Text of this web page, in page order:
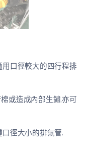
口徑較大的四行程排
或造成內部生鏽,亦可
徑大小的排氣管.